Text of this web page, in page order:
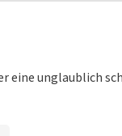
eine unglaublich